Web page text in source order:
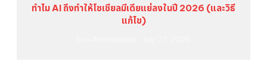
ทำไม AI ถึงทำให้โซเชียลมีเดียแย่ลงในปี 2026 (และวิธี
แก้ไข)